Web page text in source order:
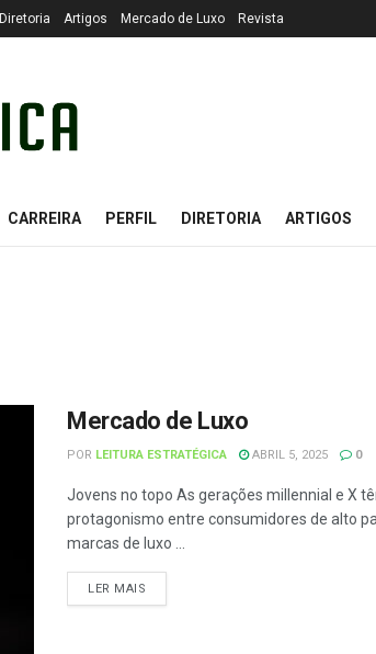
Diretoria Artigos Mercado de Luxo Revista
CARREIRA PERFIL DIRETORIA ARTIGOS
Mercado de Luxo
POR LEITURA ESTRATÉGICA ABRIL 5, 2025 0
Jovens no topo As gerações millennial e X
protagonismo entre consumidores de alto
marcas de luxo ...
LER MAIS